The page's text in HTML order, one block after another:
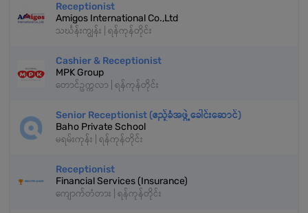
Receptionist
Amigos International Co.,Ltd
သင်္ဃန်းကျွန်း | ရန်ကုန်တိုင်း
Cashier & Receptionist
MPK Group
တောင်ဥက္ကလာ | ရန်ကုန်တိုင်း
Senior Receptionist (ဧည့်ခံအဖွဲ့ခေါင်းဆောင်)
Baho Private School
မရမ်းကုန်း | ရန်ကုန်တိုင်း
Receptionist
Financial Services (Insurance)
ကျောက်တံတား | ရန်ကုန်တိုင်း